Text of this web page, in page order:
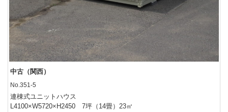
中古（関西）
No.351-5
連棟式ユニットハウス
L4100×W5720×H2450 7坪（14畳）23㎡